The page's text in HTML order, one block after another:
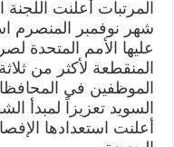
المرتبات أعلنت
شهر نوفمبر المنصرم
عليها الأمم المتحدة
المنقطعة لأكثر من
الموظفين في
السويد تعزيزاً لمبدأ
أعلنت استعدادها